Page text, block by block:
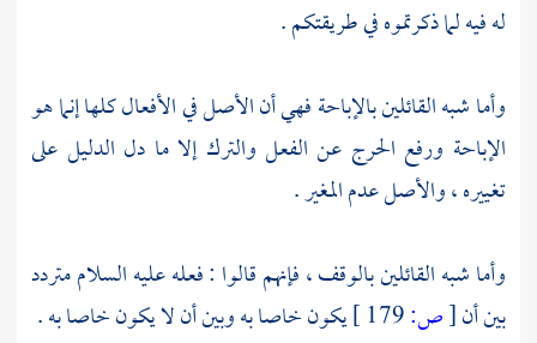
له فيه لما ذكرتموه في طريقتكم .
وأما شبه القائلين بالإباحة فهي أن الأصل في الأفعال كلها إنما هو
الإباحة ورفع الحرج عن الفعل والترك إلا ما دل الدليل على
تغييره ، والأصل عدم المغير .
وأما شبه القائلين بالوقف ، فإنهم قالوا : فعله عليه السلام متردد
بين أن[ص:
يكون خاصا به وبين أن لا يكون خاصا به .